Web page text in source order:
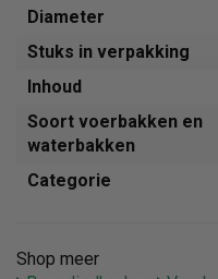
Diameter
Stuks in verpakking
Inhoud
Soort voerbakken en
waterbakken
Categorie
Shop meer